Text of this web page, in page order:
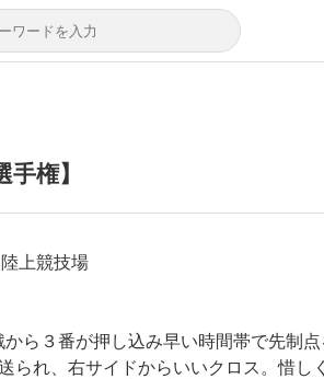
権】
上競技場
ら３番が押し込み早い時間帯で先制点
れ、右サイドからいいクロス。惜し